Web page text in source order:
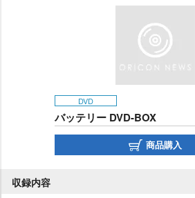
DVD
バッテリー DVD-BOX
商品購入
収録内容